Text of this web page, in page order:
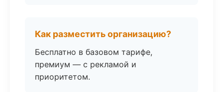
Как разместить организацию?
Бесплатно в базовом тарифе,
премиум — с рекламой и
приоритетом.